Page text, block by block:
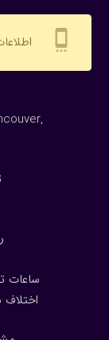
settings_cell
ساعات تماس: 10 شب تا
اختلاف